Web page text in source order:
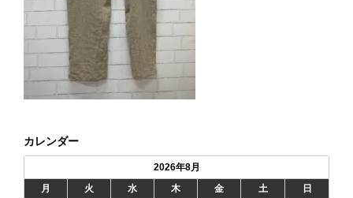
カレンダー
2026年8月
月
火 水 木 金 土
日